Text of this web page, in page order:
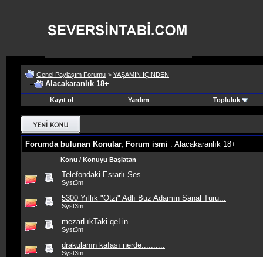
Genel Paylaşım Forumu > YAŞAMIN IÇINDEN
Alacakaranlık 18+
Kayıt ol Yardım Topluluk
Forumda bulunan Konular, Forum ismi : Alacakaranlık 18+
Konu / Konuyu Başlatan
Telefondaki Esrarlı Ses
Syst3m
5300 Yıllık "Otzi" Adlı Buz Adamın Sanal Turu...
Syst3m
mezarLıkTaki qeLin
Syst3m
drakulanın kafası nerde..........
Syst3m